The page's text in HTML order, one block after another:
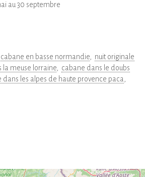
au 30 septembre
cabane en basse normandie
nuit originale
la meuse lorraine
cabane dans le doubs
dans les alpes de haute provence paca